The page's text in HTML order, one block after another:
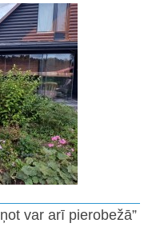
var arī pierobežā”